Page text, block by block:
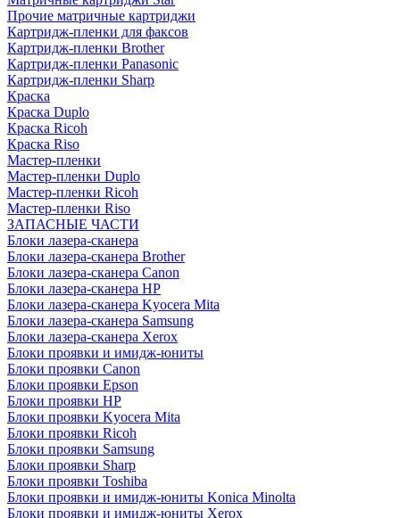
Прочие матричные картриджи
Картридж-пленки для факсов
Картридж-пленки Brother
Картридж-пленки Panasonic
Картридж-пленки Sharp
Краска
Краска Duplo
Краска Ricoh
Краска Riso
Мастер-пленки
Мастер-пленки Duplo
Мастер-пленки Ricoh
Мастер-пленки Riso
ЗАПАСНЫЕ ЧАСТИ
Блоки лазера-сканера
Блоки лазера-сканера Brother
Блоки лазера-сканера Canon
Блоки лазера-сканера HP
Блоки лазера-сканера Kyocera Mita
Блоки лазера-сканера Samsung
Блоки лазера-сканера Xerox
Блоки проявки и имидж-юниты
Блоки проявки Canon
Блоки проявки Epson
Блоки проявки HP
Блоки проявки Kyocera Mita
Блоки проявки Ricoh
Блоки проявки Samsung
Блоки проявки Sharp
Блоки проявки Toshiba
Блоки проявки и имидж-юниты Konica Minolta
Блоки проявки и имидж-юниты Xerox